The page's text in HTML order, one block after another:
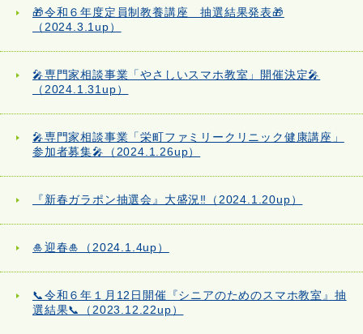
🎁令和６年度定員制教養講座 抽選結果発表🎁
（2024.3.1up）
🎤専門家相談事業「やさしいスマホ教室」開催決定🎤
（2024.1.31up）
🎤専門家相談事業「栄町ファミリークリニック健康講座」
参加者募集🎤（2024.1.26up）
『新春ガラポン抽選会』大盛況‼（2024.1.20up）
🎍迎春🎍（2024.1.4up）
📞令和６年１月12日開催『シニアのためのスマホ教室』抽
選結果📞（2023.12.22up）